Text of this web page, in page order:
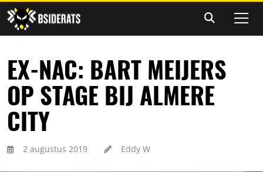
EX-NAC: BART MEIJERS
OP STAGE BIJ ALMERE
CITY
2 augustus 2019 Eddy W